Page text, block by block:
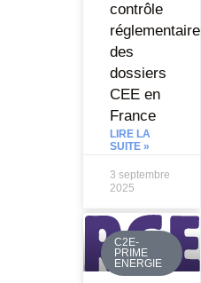
contrôle
réglementaire
des
dossiers
CEE en
France
LIRE LA
SUITE »
3 septembre
2025
C2E-
PRIME
ENERGIE